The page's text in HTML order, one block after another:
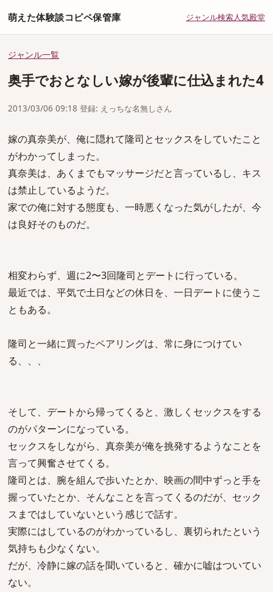
萌えた体験談コピペ保管庫 ジャンル検索人気殿堂
ジャンル一覧
奥手でおとなしい嫁が後輩に仕込まれた4
2013/03/06 09:18 登録: えっちな名無しさん
嫁の真奈美が、俺に隠れて隆司とセックスをしていたこと
がわかってしまった。
真奈美は、あくまでもマッサージだと言っているし、キス
は禁止しているようだ。
家での俺に対する態度も、一時悪くなった気がしたが、今
は良好そのものだ。
相変わらず、週に2〜3回隆司とデートに行っている。
最近では、平気で土日などの休日を、一日デートに使うこ
ともある。
隆司と一緒に買ったペアリングは、常に身につけてい
る、、、
そして、デートから帰ってくると、激しくセックスをする
のがパターンになっている。
セックスをしながら、真奈美が俺を挑発するようなことを
言って興奮させてくる。
隆司とは、腕を組んで歩いたとか、映画の間中ずっと手を
握っていたとか、そんなことを言ってくるのだが、セック
スまではしていないという感じで話す。
実際にはしているのがわかっているし、裏切られたという
気持ちも少なくない。
だが、冷静に嫁の話を聞いていると、確かに嘘はついてい
ない。